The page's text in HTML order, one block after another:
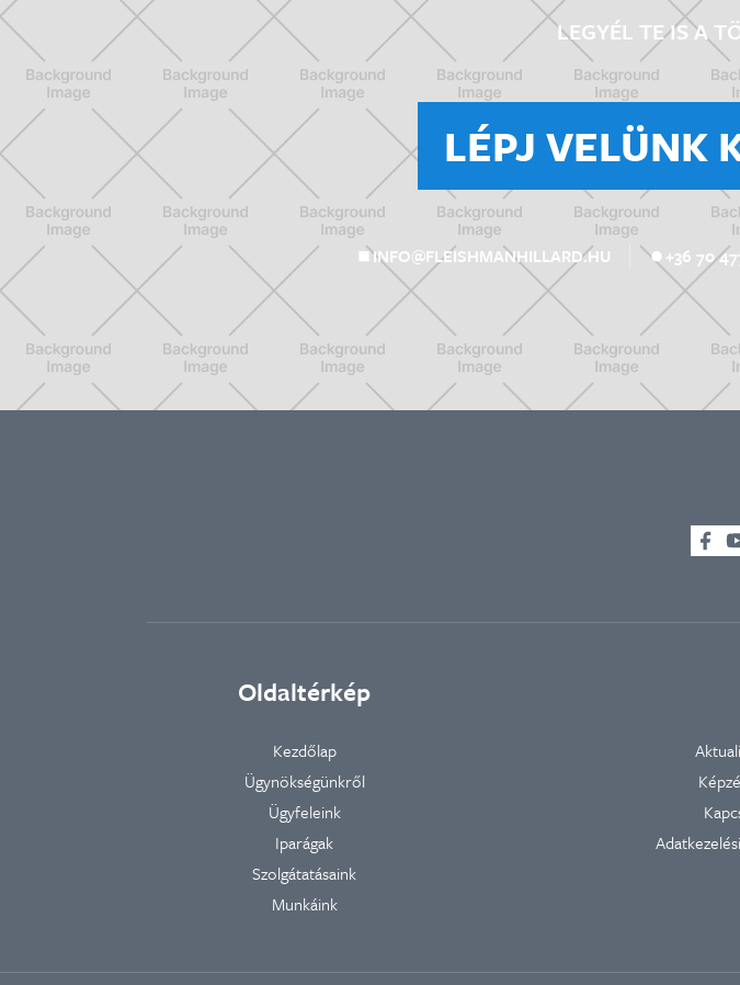
LEGYÉL TE IS A
LÉPJ VELÜNK
INFO@FLEISHMANHILLARD.HU +36 70
Oldaltérkép
Kezdőlap
Ügynökségünkről
Ügyfeleink
Iparágak
Szolgátatásaink
Munkáink